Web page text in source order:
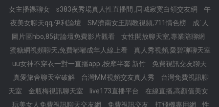
女主播裸聊女
s383夜秀場真人性直播間 ,同城寂寞白領交友網
午
夜美女聊天qq,伊利論壇
SM濟南女王調教視頻,711情色榜
成˙人
圖片區hbo,85街論壇免費影片觀看
女性開放聊天室,專業陪聊網
蜜糖網視頻聊天,免費嘟嘟成年人線上看
真人秀視頻,愛碧聊聊天室
uu女神不穿衣一對一直播app ,按摩半套 新竹
免費視訊交友聊天
真愛旅舍聊天室破解
台灣MM視頻交友真人秀
台灣免費視訊聊
天室
金瓶梅視訊聊天室 live173直播平台
在線直播,高顏值美女
玩美女人免費視訊聊天交友網
免費視訊交友 打飛機專用網 性